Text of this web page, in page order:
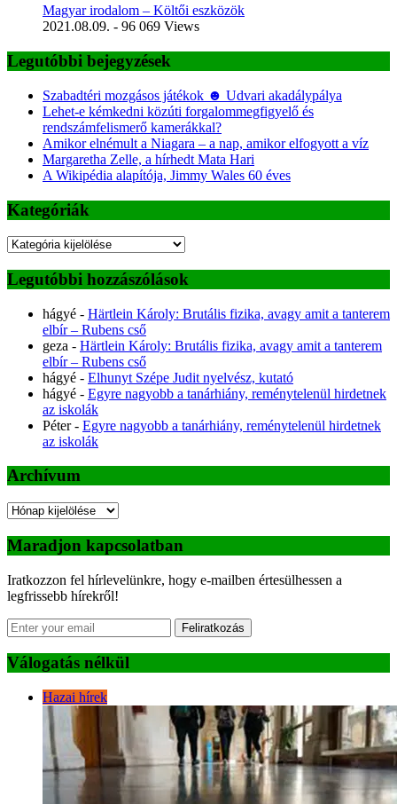
Magyar irodalom – Költői eszközök
2021.08.09. - 96 069 Views
Legutóbbi bejegyzések
Szabadtéri mozgásos játékok ☻ Udvari akadálypálya
Lehet-e kémkedni közúti forgalommegfigyelő és
rendszámfelismerő kamerákkal?
Amikor elnémult a Niagara – a nap, amikor elfogyott a víz
Margaretha Zelle, a hírhedt Mata Hari
A Wikipédia alapítója, Jimmy Wales 60 éves
Kategóriák
Kategóriák
Legutóbbi hozzászólások
hágyé - Härtlein Károly: Brutális fizika, avagy amit a tanterem
elbír – Rubens cső
geza - Härtlein Károly: Brutális fizika, avagy amit a tanterem
elbír – Rubens cső
hágyé - Elhunyt Szépe Judit nyelvész, kutató
hágyé - Egyre nagyobb a tanárhiány, reménytelenül hirdetnek
az iskolák
Péter- Egyre nagyobb a tanárhiány, reménytelenül hirdetnek
az iskolák
Archívum
Archívum
Maradjon kapcsolatban
Iratkozzon fel hírlevelünkre, hogy e-mailben értesülhessen a
legfrissebb hírekről!
Feliratkozás
Válogatás nélkül
Hazai hírek